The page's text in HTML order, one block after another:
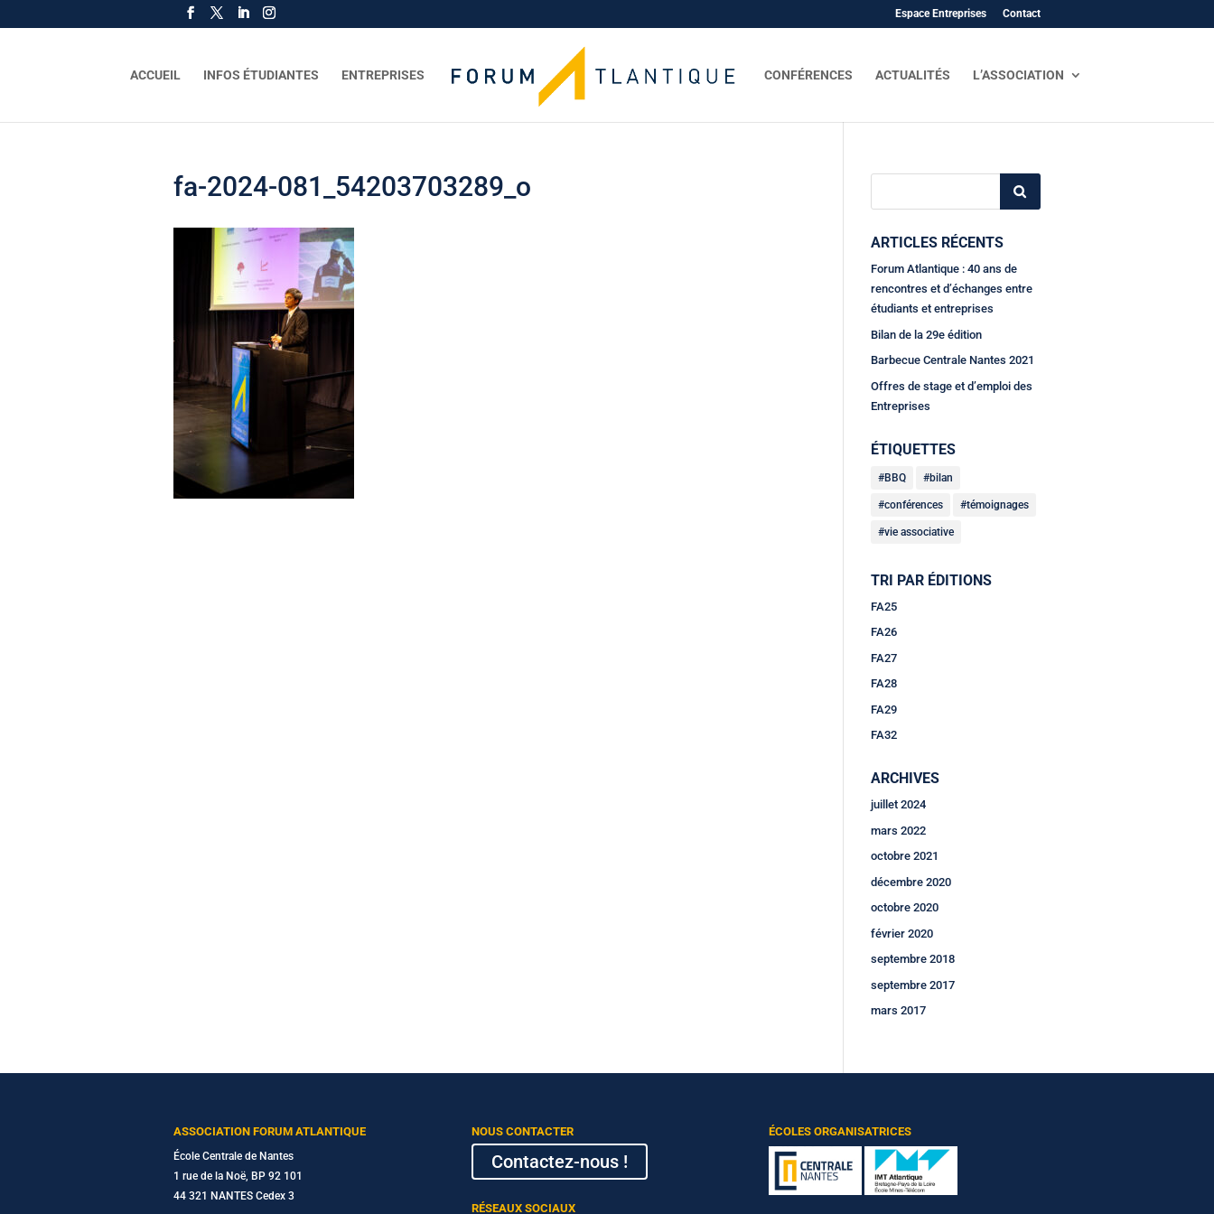
Espace Entreprises Contact
ACCUEIL INFOS ÉTUDIANTES ENTREPRISES CONFÉRENCES ACTUALITÉS L’ASSOCIATION
fa-2024-081_54203703289_o
ARTICLES RÉCENTS
Forum Atlantique : 40 ans de
rencontres et d’échanges entre
étudiants et entreprises
Bilan de la 29e édition
Barbecue Centrale Nantes 2021
Offres de stage et d’emploi des
Entreprises
ÉTIQUETTES
BBQ bilan
conférences témoignages
vie associative
TRI PAR ÉDITIONS
FA25
FA26
FA27
FA28
FA29
FA32
ARCHIVES
juillet 2024
mars 2022
octobre 2021
décembre 2020
octobre 2020
février 2020
septembre 2018
septembre 2017
mars 2017
ASSOCIATION FORUM ATLANTIQUE
École Centrale de Nantes
1 rue de la Noë, BP 92 101
44 321 NANTES Cedex 3
NOUS CONTACTER
Contactez-nous !
RÉSEAUX SOCIAUX
ÉCOLES ORGANISATRICES